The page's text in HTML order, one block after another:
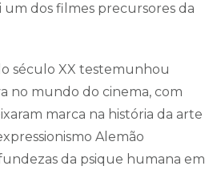
um dos filmes precursores da
século XX testemunhou
no mundo do cinema, com
marca na história da arte
Alemão
da psique humana em